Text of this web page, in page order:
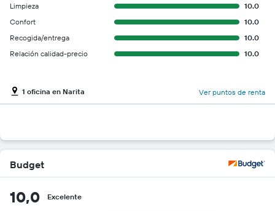
Limpieza
10.0
Confort
10.0
Recogida/entrega
10.0
Relación calidad-precio
10.0
1 oficina en Narita Ver puntos de renta
Budget
10,0 Excelente